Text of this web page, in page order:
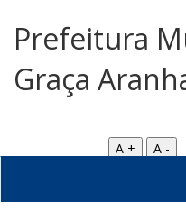
Prefeitura
Graça
A +
A -